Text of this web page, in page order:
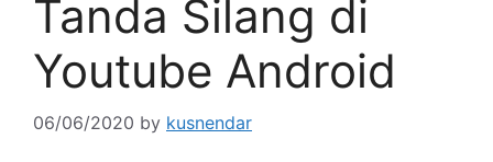
Tanda Silang di
Youtube Android
06/06/2020 by kusnendar